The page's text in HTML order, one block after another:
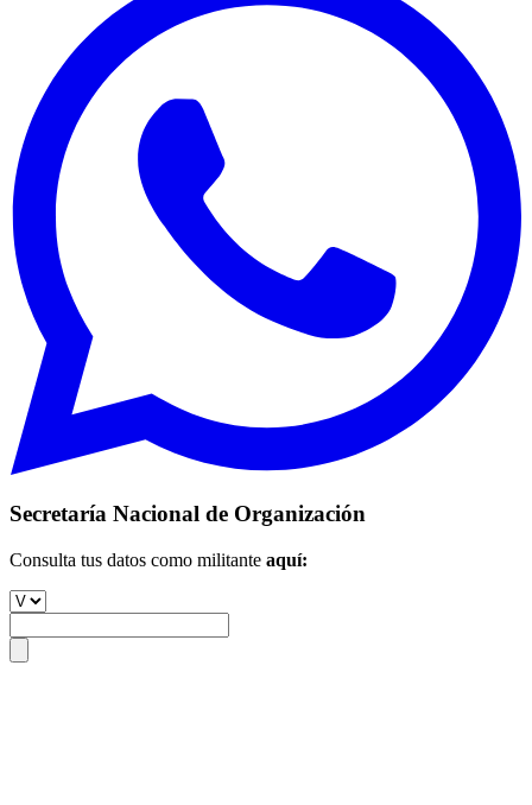
Secretaría Nacional de Organización
Consulta tus datos como militante aquí: